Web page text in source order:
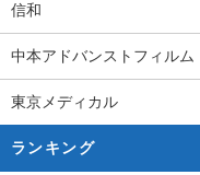
信和
中本アドバンストフィルム
東京メディカル
ランキング